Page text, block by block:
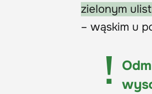
zielonym
– wąskim u